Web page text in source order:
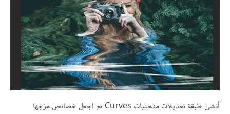
أنشئ طبقة تعديلات منحنيات Curves ثم اجعل خصائص مزجها